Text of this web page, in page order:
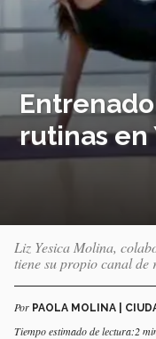
rutinas en
Liz Yesica Molina,
tiene su propio canal de
Por PAOLA MOLINA |
Tiempo estimado de lectura:2